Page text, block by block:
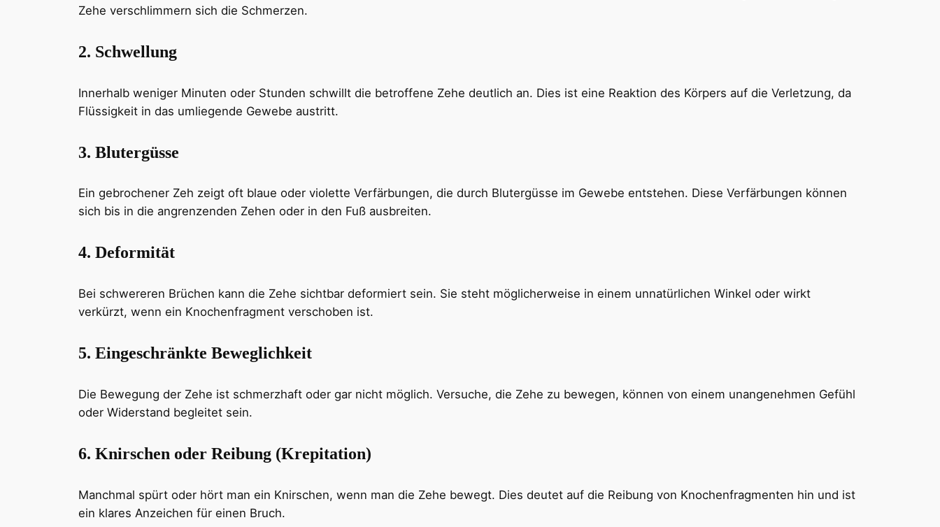
Zehe verschlimmern sich die Schmerzen.
2. Schwellung
Innerhalb weniger Minuten oder Stunden schwillt die betroffene Zehe deutlich an. Dies ist eine Reaktion des Körpers auf die Verletzung, da
Flüssigkeit in das umliegende Gewebe austritt.
3. Blutergüsse
Ein gebrochener Zeh zeigt oft blaue oder violette Verfärbungen, die durch Blutergüsse im Gewebe entstehen. Diese Verfärbungen können
sich bis in die angrenzenden Zehen oder in den Fuß ausbreiten.
4. Deformität
Bei schwereren Brüchen kann die Zehe sichtbar deformiert sein. Sie steht möglicherweise in einem unnatürlichen Winkel oder wirkt
verkürzt, wenn ein Knochenfragment verschoben ist.
5. Eingeschränkte Beweglichkeit
Die Bewegung der Zehe ist schmerzhaft oder gar nicht möglich. Versuche, die Zehe zu bewegen, können von einem unangenehmen Gefühl
oder Widerstand begleitet sein.
6. Knirschen oder Reibung (Krepitation)
Manchmal spürt oder hört man ein Knirschen, wenn man die Zehe bewegt. Dies deutet auf die Reibung von Knochenfragmenten hin und ist
ein klares Anzeichen für einen Bruch.